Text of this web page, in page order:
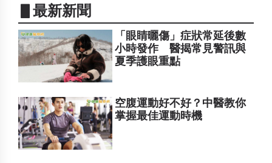
▋最新新聞
「眼睛曬傷」症狀常延後數
小時發作 醫揭常見警訊與
夏季護眼重點
空腹運動好不好？中醫教你
掌握最佳運動時機